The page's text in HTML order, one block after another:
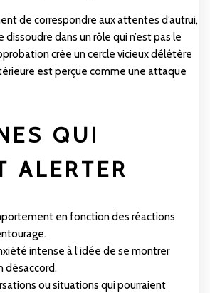
de correspondre aux attentes d’autrui,
dans un rôle qui n’est pas le
crée un cercle vicieux délétère
est perçue comme une attaque
QUI
ALERTER
en fonction des réactions
intense à l’idée de se montrer
désaccord.
ou situations qui pourraient